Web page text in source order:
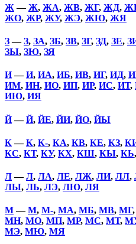
Ж —Ж, ЖА, ЖВ, ЖГ, ЖД,
ЖО, ЖР, ЖУ, ЖЭ, ЖЮ, ЖЯ
З—З, ЗА, ЗБ, ЗВ, ЗГ, ЗД, ЗЕ,
ЗЫ, ЗЮ, ЗЯ
И—И, ИА, ИБ, ИВ, ИГ, ИД,
ИМ, ИН, ИО, ИП, ИР, ИС, ИТ,
ИЮ, ИЯ
Й—Й, ЙЕ, ЙИ, ЙО, ЙЫ
К—К, К-, КА, КВ, КЕ, КЗ,
КС, КТ, КУ, КХ, КШ, КЫ, КЬ,
Л—Л, ЛА, ЛЕ, ЛЖ, ЛИ, ЛЛ,
ЛЫ, ЛЬ, ЛЭ, ЛЮ, ЛЯ
М—М, М-, МА, МБ, МВ, МГ,
МН, МО, МП, МР, МС, МТ,
МЭ, МЮ, МЯ